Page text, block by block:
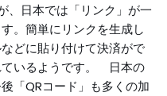
、日本では「リンク」が一
。簡単にリンクを生成し
どに貼り付けて決済がで
ているようです。 日本の
「QRコード」も多くの加